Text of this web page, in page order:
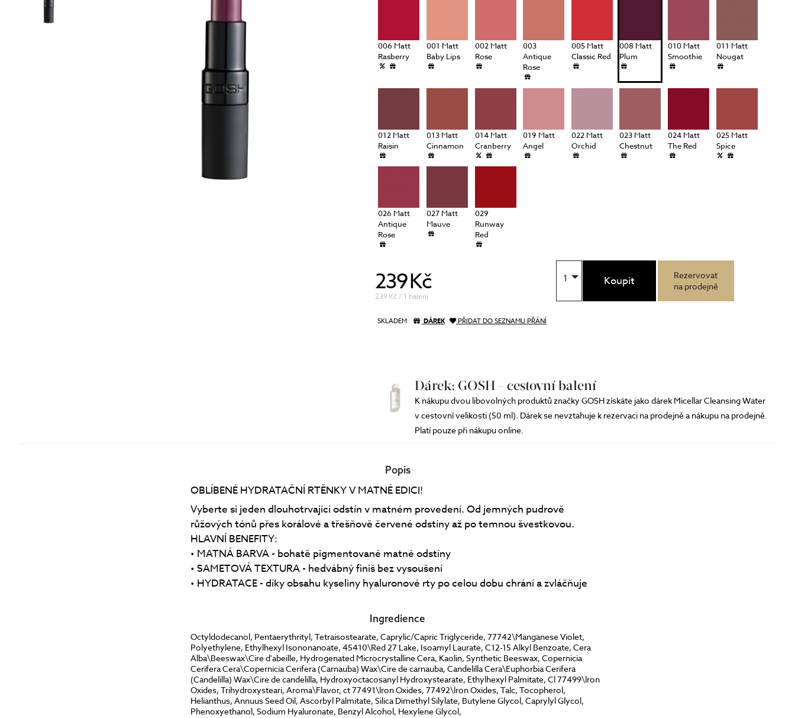
BB/CC krémy
006 Matt
Rasberry
001 Matt
Baby Lips
002 Matt
Rose
003
Antique
Rose
005 Matt
Classic Red
008 Matt
Plum
010 Matt
Smoothie
011 Matt
Nougat
012 Matt
Raisin
013 Matt
Cinnamon
014 Matt
Cranberry
019 Matt
Angel
022 Matt
Orchid
023 Matt
Chestnut
024 Matt
The Red
025 Matt
Spice
026 Matt
Antique
Rose
027 Matt
Mauve
029
Runway
Red
239 Kč
239 Kč / 1 balení
1 Koupit
Rezervovat
na prodejně
SKLADEM DÁREK PŘIDAT DO SEZNAMU PŘÁNÍ
Dárek: GOSH - cestovní balení
K nákupu dvou libovolných produktů značky GOSH získáte jako dárek Micellar Cleansing Water
v cestovní velikosti (50 ml). Dárek se nevztahuje k rezervaci na prodejně a nákupu na prodejně.
Platí pouze při nákupu online.
Popis
OBLÍBENÉ HYDRATAČNÍ RTĚNKY V MATNÉ EDICI!
Vyberte si jeden dlouhotrvající odstín v matném provedení. Od jemných pudrově
růžových tónů přes korálové a třešňově červené odstíny až po temnou švestkovou.
HLAVNÍ BENEFITY:
• MATNÁ BARVA - bohatě pigmentované matné odstíny
• SAMETOVÁ TEXTURA - hedvábný finiš bez vysoušení
• HYDRATACE - díky obsahu kyseliny hyaluronové rty po celou dobu chrání a zvláčňuje
Ingredience
Octyldodecanol, Pentaerythrityl, Tetraisostearate, Caprylic/Capric Triglyceride, 77742\Manganese Violet,
Polyethylene, Ethylhexyl Isononanoate, 45410\Red 27 Lake, Isoamyl Laurate, C12-15 Alkyl Benzoate, Cera
Alba\Beeswax\Cire d'abeille, Hydrogenated Microcrystalline Cera, Kaolin, Synthetic Beeswax, Copernicia
Cerifera Cera\Copernicia Cerifera (Carnauba) Wax\Cire de carnauba, Candelilla Cera\Euphorbia Cerifera
(Candelilla) Wax\Cire de candelilla, Hydroxyoctacosanyl Hydroxystearate, Ethylhexyl Palmitate, Cl 77499\lron
Oxides, Trihydroxysteari, Aroma\Flavor, ct 77491\lron Oxides, 77492\lron Oxides, Talc, Tocopherol,
Helianthus, Annuus Seed Oil, Ascorbyl Palmitate, Silica Dimethyl Silylate, Butylene Glycol, Caprylyl Glycol,
Phenoxyethanol, Sodium Hyaluronate, Benzyl Alcohol, Hexylene Glycol,